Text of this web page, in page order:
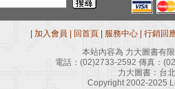
加入會員 回首頁 服務中心
行銷回
本站內容為 力大圖書有
電話： (02)2733-2592 傳真：
力大圖書：台
Copyright 2002-2025